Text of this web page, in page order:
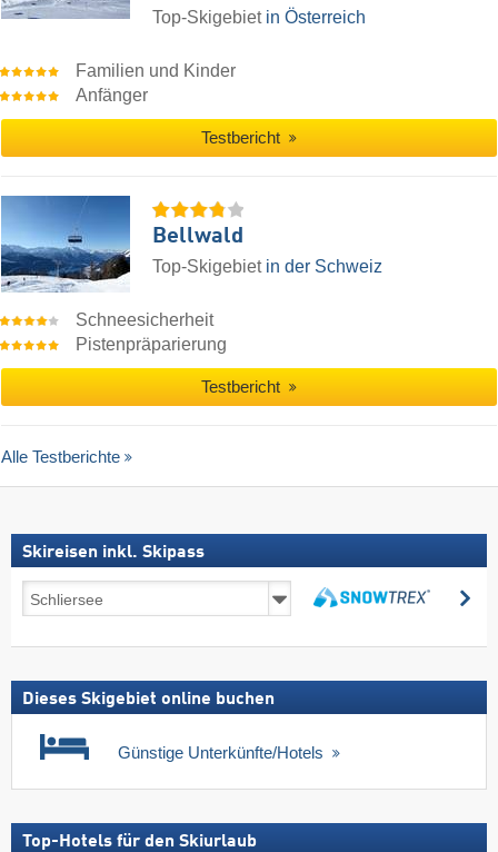
Top-Skigebiet in Österreich
Familien und Kinder
Anfänger
Testbericht
Bellwald
Top-Skigebiet in der Schweiz
Schneesicherheit
Pistenpräparierung
Testbericht
Alle Testberichte
Skireisen inkl. Skipass
Skireisen
inkl.
Dieses Skigebiet online buchen
Günstige Unterkünfte/Hotels
Top-Hotels für den Skiurlaub